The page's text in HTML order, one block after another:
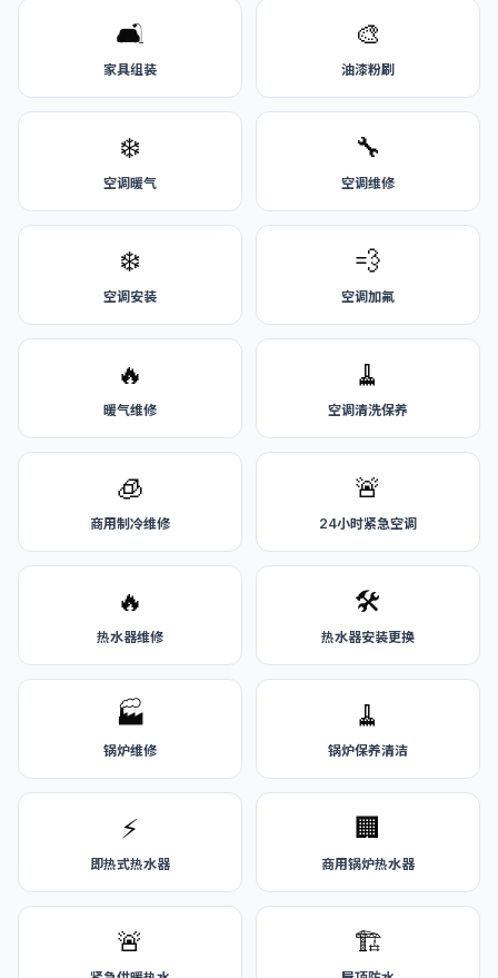
🛋️
家具组装
🎨
油漆粉刷
❄️
空调暖气
🔧
空调维修
❄️
空调安装
💨
空调加氟
🔥
暖气维修
🧹
空调清洗保养
🧊
商用制冷维修
🚨
24小时紧急空调
🔥
热水器维修
🛠️
热水器安装更换
🏭
锅炉维修
🧹
锅炉保养清洁
⚡
即热式热水器
🏢
商用锅炉热水器
🚨 🏗️